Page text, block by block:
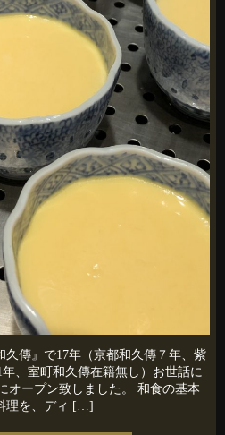
久傳』で17年（京都和久傳７年、紫
、室町和久傳在籍無し）お世話に
オープン致しました。 和食の基本
理を、ディ […]